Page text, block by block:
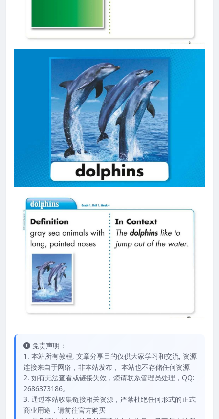
免责声明：
1. 本站所有教程, 文章分享目的仅供大家学习和交流, 资源
连接来自于网络，非本站发布， 本站也不存储任何资源
2. 如有无法查看或链接失效，烦请联系管理员处理，QQ:
2686373186。
3. 通过本站收集链接相关资源，严禁杜绝任何形式的正式
商业用途，请前往官方购买